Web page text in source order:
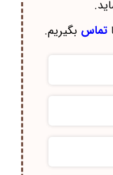
تماس بگیریم.